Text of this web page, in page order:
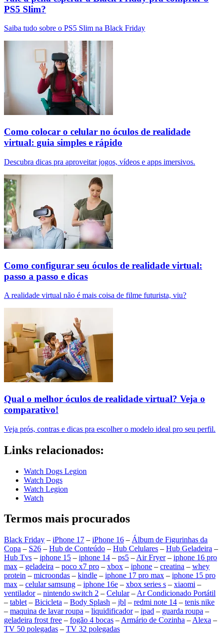
PS5 Slim?
Saiba tudo sobre o PS5 Slim na Black Friday
Como colocar o celular no óculos de realidade
virtual: guia simples e rápido
Descubra dicas pra aproveitar jogos, vídeos e apps imersivos.
Como configurar seu óculos de realidade virtual:
passo a passo e dicas
A realidade virtual não é mais coisa de filme futurista, viu?
Qual o melhor óculos de realidade virtual? Veja o
comparativo!
Veja prós, contras e dicas pra escolher o modelo ideal pro seu perfil.
Links relacionados:
Watch Dogs Legion
Watch Dogs
Watch Legion
Watch
Termos mais procurados
Black Friday – iPhone 17 – iPhone 16 – Álbum de Figurinhas da
Copa – S26 – Hub de Conteúdo – Hub Celulares – Hub Geladeira –
Hub Tvs – iphone 15 – iphone 14 – ps5 – Air Fryer– iphone 16 pro
max – geladeira – poco x7 pro – xbox – iphone – creatina – whey
protein – microondas – kindle – iphone 17 pro max – iphone 15 pro
max – celular samsung – iphone 16e – xbox series s – xiaomi –
ventilador– nintendo switch 2 – Celular– Ar Condicionado Portátil
– tablet – Bicicleta – Body Splash – jbl – redmi note 14 – tenis nike
– maquina de lavar roupa – liquidificador– ipad – guarda roupa –
geladeira frost free – fogão 4 bocas – Armário de Cozinha – Alexa –
TV 50 polegadas – TV 32 polegadas